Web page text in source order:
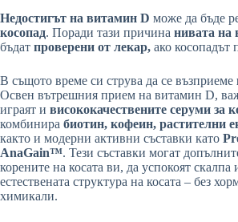
Недостигът на витамин D може да бъде
косопад. Поради тази причина нивата на
бъдат проверени от лекар, ако косопадът
В същото време си струва да се възприеме
Освен вътрешния прием на витамин D,
играят и висококачествените серуми за
комбинира биотин, кофеин, растителни
както и модерни активни съставки като
AnaGain™. Тези съставки могат
корените на косата ви, да успокоят
естествената структура на косата – без
химикали.